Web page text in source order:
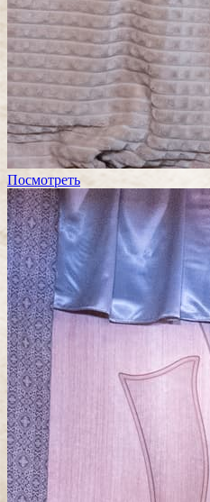
Посмотреть